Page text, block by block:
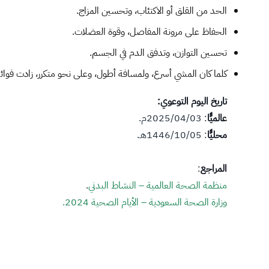
​الحد من القلق أو الاكتئاب، وتحسين المزاج.
الحفاظ على مرونة المفاصل، وقوة العضلات.
تحسين التوازن، وتدفق الدم في الجسم.
كلما كان المشي أسرع، ولمسافة أطول، وعلى نحو متكرر، زادت
تاريخ اليوم التوعوي:
عالميًّا: 2025/04/03م.
محليًّا: 1446/10/05هـ.
المراجع:
منظمة الصحة العالمية – النشاط البدني.
وزارة الصحة السعودية – الأيام الصحية 2024.